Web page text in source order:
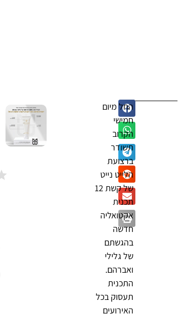
החל מיום
חמישי
הקרוב
תשודר
ברצועת
הלייט נייט
של קשת 12
תכנית
אקטואליה
חדשה
בהגשתם
של גלילי
ואברהם.
התכנית
תעסוק בכל
האירועים